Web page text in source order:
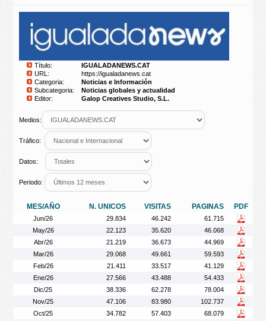
Título:
IGUALADANEWS.CAT
URL:
https://igualadanews.cat
Categoria:
Noticias e Información
Subcategoria:
Noticias globales y actualidad
Editor:
Galop Creatives Studio, S.L.
Medios:
Tráfico:
Datos:
Periodo:
MES/AÑO N. UNICOS VISITAS PAGINAS PDF
Jun/26 29.834 46.242
61.715
May/26
22.123 35.620
46.068
Abr/26
21.219 36.673
44.969
Mar/26
29.068 49.661
59.593
Feb/26
21.411 33.517
41.129
Ene/26
27.566 43.488
54.433
Dic/25
38.336 62.278
78.004
Nov/25
47.106 83.980
102.737
Oct/25
34.782 57.403
68.079